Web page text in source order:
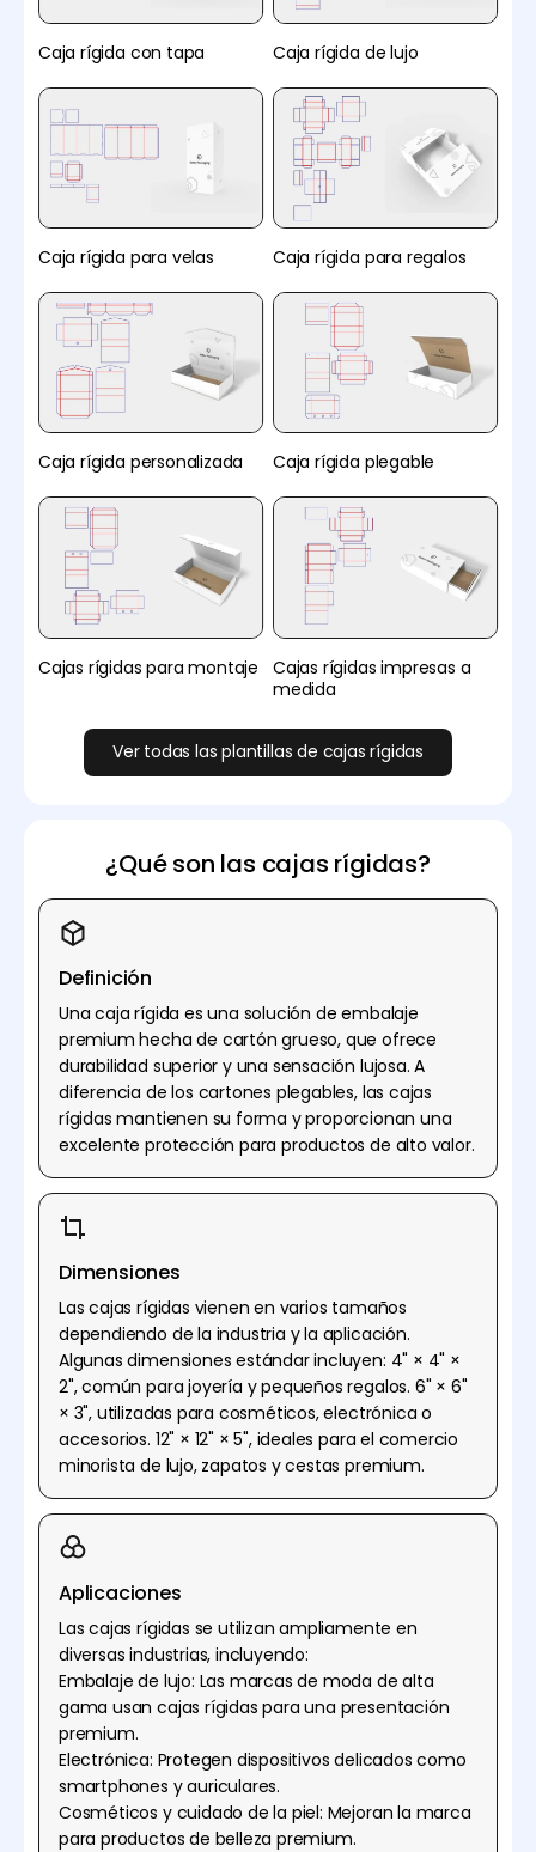
Caja rígida con tapa Caja rígida de lujo
Caja rígida para velas Caja rígida para regalos
Caja rígida personalizada Caja rígida plegable
Cajas rígidas para montaje
Cajas rígidas impresas a
medida
Ver todas las plantillas de cajas rígidas
¿Qué son las cajas rígidas?
Definición
Una caja rígida es una solución de embalaje
premium hecha de cartón grueso, que ofrece
durabilidad superior y una sensación lujosa. A
diferencia de los cartones plegables, las cajas
rígidas mantienen su forma y proporcionan una
excelente protección para productos de alto valor.
Dimensiones
Las cajas rígidas vienen en varios tamaños
dependiendo de la industria y la aplicación.
Algunas dimensiones estándar incluyen: 4" × 4" ×
2", común para joyería y pequeños regalos. 6" × 6"
× 3", utilizadas para cosméticos, electrónica o
accesorios. 12" × 12" × 5", ideales para el comercio
minorista de lujo, zapatos y cestas premium.
Aplicaciones
Las cajas rígidas se utilizan ampliamente en
diversas industrias, incluyendo:
Embalaje de lujo: Las marcas de moda de alta
gama usan cajas rígidas para una presentación
premium.
Electrónica: Protegen dispositivos delicados como
smartphones y auriculares.
Cosméticos y cuidado de la piel: Mejoran la marca
para productos de belleza premium.